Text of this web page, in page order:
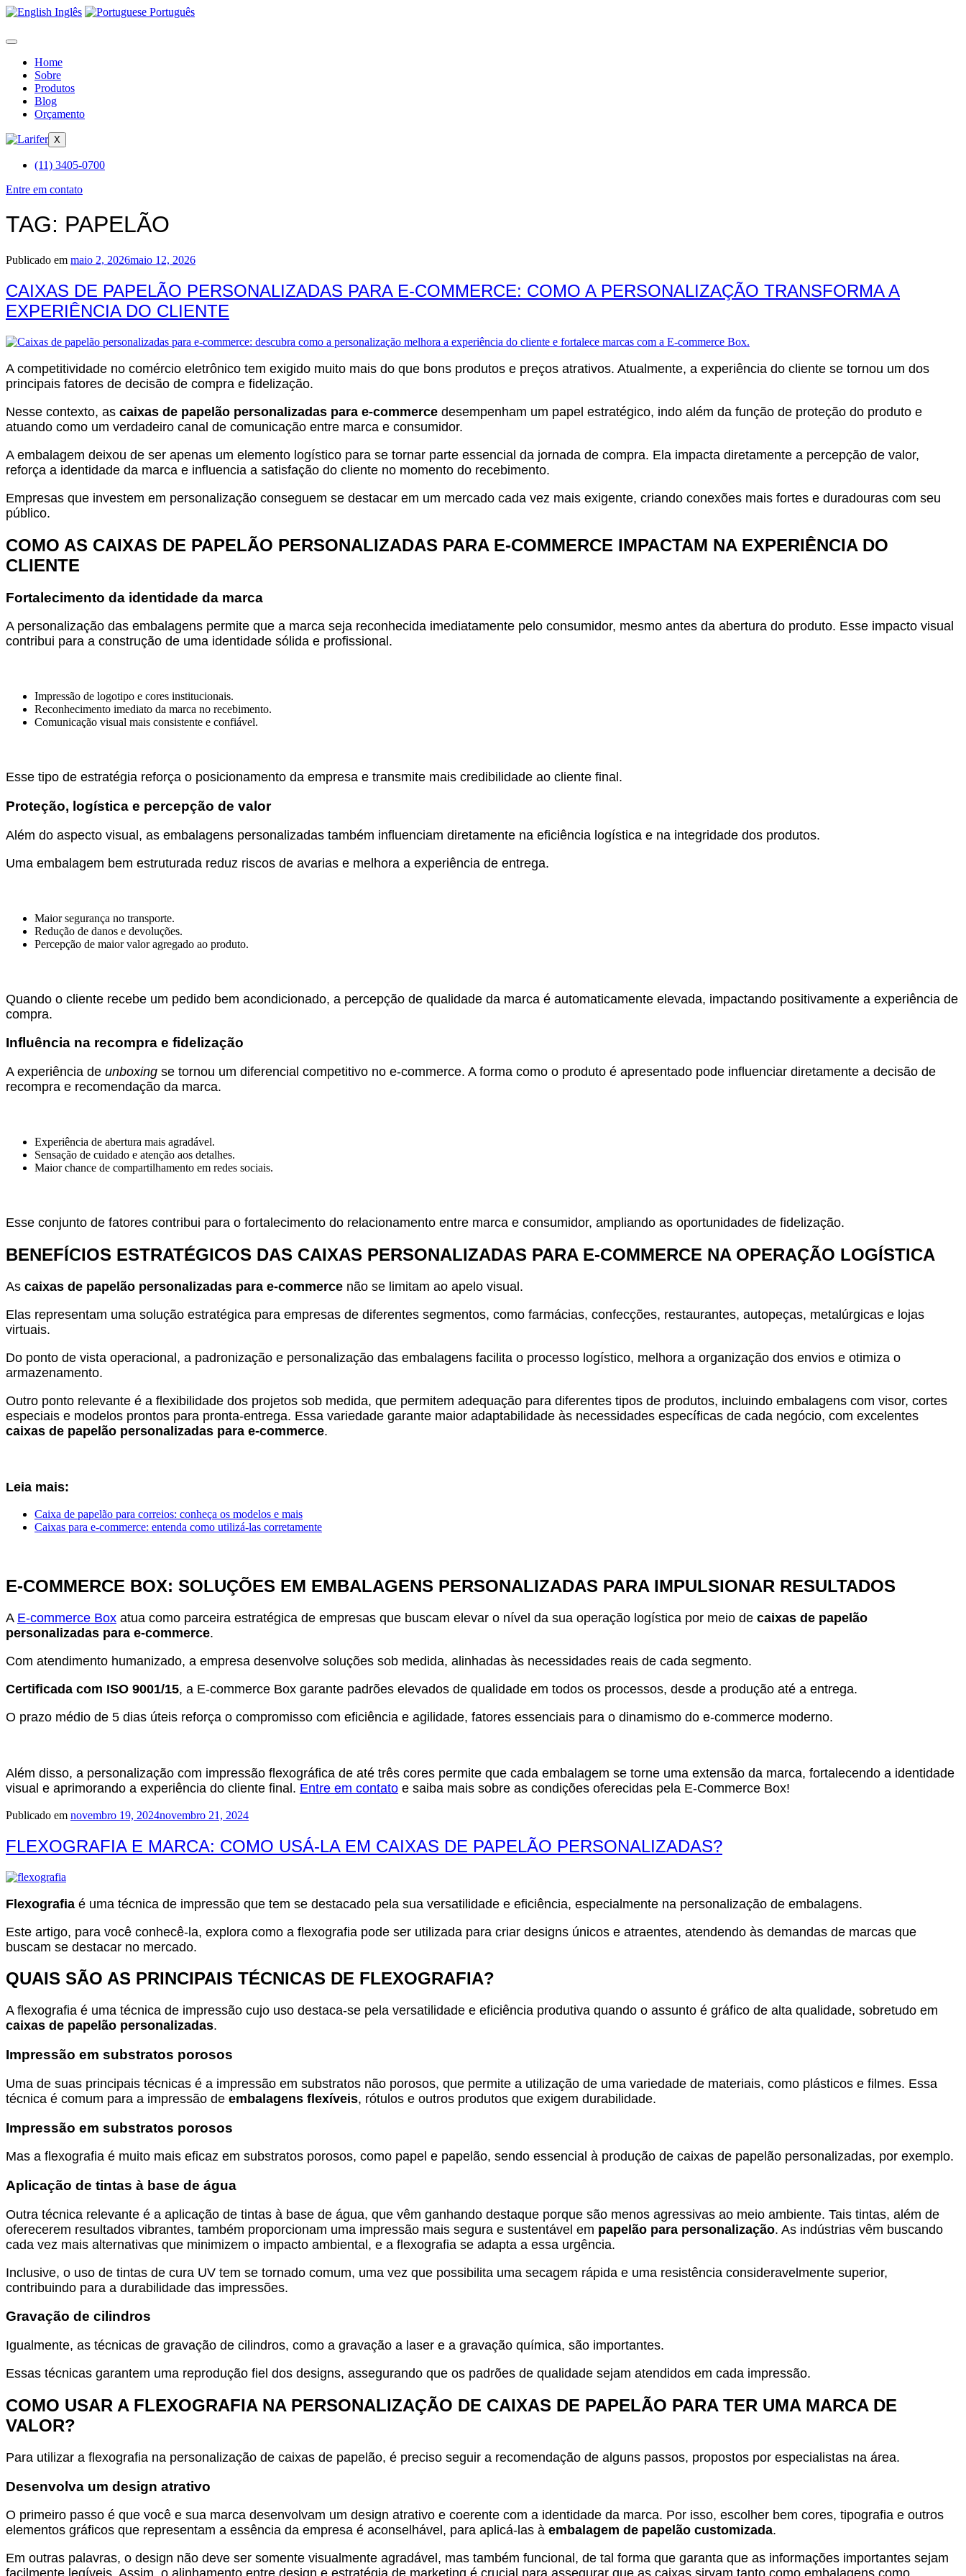
Inglês Português
Home
Sobre
Produtos
Blog
Orçamento
X
(11) 3405-0700
Entre em contato
TAG: PAPELÃO
Publicado em maio 2, 2026maio 12, 2026
CAIXAS DE PAPELÃO PERSONALIZADAS PARA E-COMMERCE: COMO A PERSONALIZAÇÃO TRANSFORMA A
EXPERIÊNCIA DO CLIENTE
A competitividade no comércio eletrônico tem exigido muito mais do que bons produtos e preços atrativos. Atualmente, a experiência do cliente se tornou um dos
principais fatores de decisão de compra e fidelização.
Nesse contexto, as caixas de papelão personalizadas para e-commerce desempenham um papel estratégico, indo além da função de proteção do produto e
atuando como um verdadeiro canal de comunicação entre marca e consumidor.
A embalagem deixou de ser apenas um elemento logístico para se tornar parte essencial da jornada de compra. Ela impacta diretamente a percepção de valor,
reforça a identidade da marca e influencia a satisfação do cliente no momento do recebimento.
Empresas que investem em personalização conseguem se destacar em um mercado cada vez mais exigente, criando conexões mais fortes e duradouras com seu
público.
COMO AS CAIXAS DE PAPELÃO PERSONALIZADAS PARA E-COMMERCE IMPACTAM NA EXPERIÊNCIA DO
CLIENTE
Fortalecimento da identidade da marca
A personalização das embalagens permite que a marca seja reconhecida imediatamente pelo consumidor, mesmo antes da abertura do produto. Esse impacto visual
contribui para a construção de uma identidade sólida e profissional.
Impressão de logotipo e cores institucionais.
Reconhecimento imediato da marca no recebimento.
Comunicação visual mais consistente e confiável.
Esse tipo de estratégia reforça o posicionamento da empresa e transmite mais credibilidade ao cliente final.
Proteção, logística e percepção de valor
Além do aspecto visual, as embalagens personalizadas também influenciam diretamente na eficiência logística e na integridade dos produtos.
Uma embalagem bem estruturada reduz riscos de avarias e melhora a experiência de entrega.
Maior segurança no transporte.
Redução de danos e devoluções.
Percepção de maior valor agregado ao produto.
Quando o cliente recebe um pedido bem acondicionado, a percepção de qualidade da marca é automaticamente elevada, impactando positivamente a experiência de
compra.
Influência na recompra e fidelização
A experiência de unboxing se tornou um diferencial competitivo no e-commerce. A forma como o produto é apresentado pode influenciar diretamente a decisão de
recompra e recomendação da marca.
Experiência de abertura mais agradável.
Sensação de cuidado e atenção aos detalhes.
Maior chance de compartilhamento em redes sociais.
Esse conjunto de fatores contribui para o fortalecimento do relacionamento entre marca e consumidor, ampliando as oportunidades de fidelização.
BENEFÍCIOS ESTRATÉGICOS DAS CAIXAS PERSONALIZADAS PARA E-COMMERCE NA OPERAÇÃO LOGÍSTICA
As caixas de papelão personalizadas para e-commerce não se limitam ao apelo visual.
Elas representam uma solução estratégica para empresas de diferentes segmentos, como farmácias, confecções, restaurantes, autopeças, metalúrgicas e lojas
virtuais.
Do ponto de vista operacional, a padronização e personalização das embalagens facilita o processo logístico, melhora a organização dos envios e otimiza o
armazenamento.
Outro ponto relevante é a flexibilidade dos projetos sob medida, que permitem adequação para diferentes tipos de produtos, incluindo embalagens com visor, cortes
especiais e modelos prontos para pronta-entrega. Essa variedade garante maior adaptabilidade às necessidades específicas de cada negócio, com excelentes
caixas de papelão personalizadas para e-commerce.
Leia mais:
Caixa de papelão para correios: conheça os modelos e mais
Caixas para e-commerce: entenda como utilizá-las corretamente
E-COMMERCE BOX: SOLUÇÕES EM EMBALAGENS PERSONALIZADAS PARA IMPULSIONAR RESULTADOS
A E-commerce Box atua como parceira estratégica de empresas que buscam elevar o nível da sua operação logística por meio de caixas de papelão
personalizadas para e-commerce.
Com atendimento humanizado, a empresa desenvolve soluções sob medida, alinhadas às necessidades reais de cada segmento.
Certificada com ISO 9001/15, a E-commerce Box garante padrões elevados de qualidade em todos os processos, desde a produção até a entrega.
O prazo médio de 5 dias úteis reforça o compromisso com eficiência e agilidade, fatores essenciais para o dinamismo do e-commerce moderno.
Além disso, a personalização com impressão flexográfica de até três cores permite que cada embalagem se torne uma extensão da marca, fortalecendo a identidade
visual e aprimorando a experiência do cliente final. Entre em contato e saiba mais sobre as condições oferecidas pela E-Commerce Box!
Publicado em novembro 19, 2024novembro 21, 2024
FLEXOGRAFIA E MARCA: COMO USÁ-LA EM CAIXAS DE PAPELÃO PERSONALIZADAS?
Flexografia é uma técnica de impressão que tem se destacado pela sua versatilidade e eficiência, especialmente na personalização de embalagens.
Este artigo, para você conhecê-la, explora como a flexografia pode ser utilizada para criar designs únicos e atraentes, atendendo às demandas de marcas que
buscam se destacar no mercado.
QUAIS SÃO AS PRINCIPAIS TÉCNICAS DE FLEXOGRAFIA?
A flexografia é uma técnica de impressão cujo uso destaca-se pela versatilidade e eficiência produtiva quando o assunto é gráfico de alta qualidade, sobretudo em
caixas de papelão personalizadas.
Impressão em substratos porosos
Uma de suas principais técnicas é a impressão em substratos não porosos, que permite a utilização de uma variedade de materiais, como plásticos e filmes. Essa
técnica é comum para a impressão de embalagens flexíveis, rótulos e outros produtos que exigem durabilidade.
Impressão em substratos porosos
Mas a flexografia é muito mais eficaz em substratos porosos, como papel e papelão, sendo essencial à produção de caixas de papelão personalizadas, por exemplo.
Aplicação de tintas à base de água
Outra técnica relevante é a aplicação de tintas à base de água, que vêm ganhando destaque porque são menos agressivas ao meio ambiente. Tais tintas, além de
oferecerem resultados vibrantes, também proporcionam uma impressão mais segura e sustentável em papelão para personalização. As indústrias vêm buscando
cada vez mais alternativas que minimizem o impacto ambiental, e a flexografia se adapta a essa urgência.
Inclusive, o uso de tintas de cura UV tem se tornado comum, uma vez que possibilita uma secagem rápida e uma resistência consideravelmente superior,
contribuindo para a durabilidade das impressões.
Gravação de cilindros
Igualmente, as técnicas de gravação de cilindros, como a gravação a laser e a gravação química, são importantes.
Essas técnicas garantem uma reprodução fiel dos designs, assegurando que os padrões de qualidade sejam atendidos em cada impressão.
COMO USAR A FLEXOGRAFIA NA PERSONALIZAÇÃO DE CAIXAS DE PAPELÃO PARA TER UMA MARCA DE
VALOR?
Para utilizar a flexografia na personalização de caixas de papelão, é preciso seguir a recomendação de alguns passos, propostos por especialistas na área.
Desenvolva um design atrativo
O primeiro passo é que você e sua marca desenvolvam um design atrativo e coerente com a identidade da marca. Por isso, escolher bem cores, tipografia e outros
elementos gráficos que representam a essência da empresa é aconselhável, para aplicá-las à embalagem de papelão customizada.
Em outras palavras, o design não deve ser somente visualmente agradável, mas também funcional, de tal forma que garanta que as informações importantes sejam